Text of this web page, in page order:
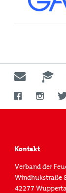
Kontakt
Verband der
Windhukstraße
42277